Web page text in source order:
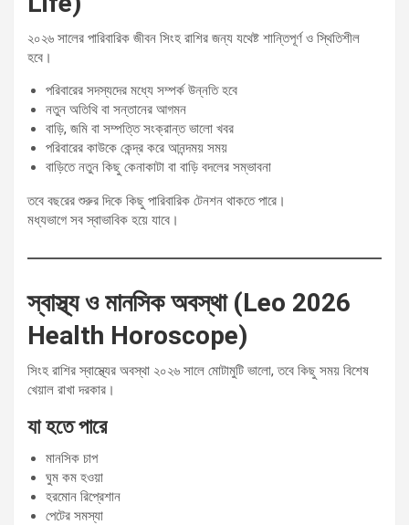
২০২৬ সালের পারিবারিক জীবন সিংহ রাশির জন্য যথেষ্ট শান্তিপূর্ণ ও স্থিতিশীল
হবে।
পরিবারের সদস্যদের মধ্যে সম্পর্ক উন্নতি হবে
নতুন অতিথি বা সন্তানের আগমন
বাড়ি, জমি বা সম্পত্তি সংক্রান্ত ভালো খবর
পরিবারের কাউকে কেন্দ্র করে আনন্দময় সময়
বাড়িতে নতুন কিছু কেনাকাটা বা বাড়ি বদলের সম্ভাবনা
তবে বছরের শুরুর দিকে কিছু পারিবারিক টেনশন থাকতে পারে।
মধ্যভাগে সব স্বাভাবিক হয়ে যাবে।
স্বাস্থ্য ও মানসিক অবস্থা (Leo 2026
Health Horoscope)
সিংহ রাশির স্বাস্থ্যের অবস্থা ২০২৬ সালে মোটামুটি ভালো, তবে কিছু সময় বিশেষ
খেয়াল রাখা দরকার।
যা হতে পারে
মানসিক চাপ
ঘুম কম হওয়া
হরমোন রিপ্রেশান
পেটের সমস্যা